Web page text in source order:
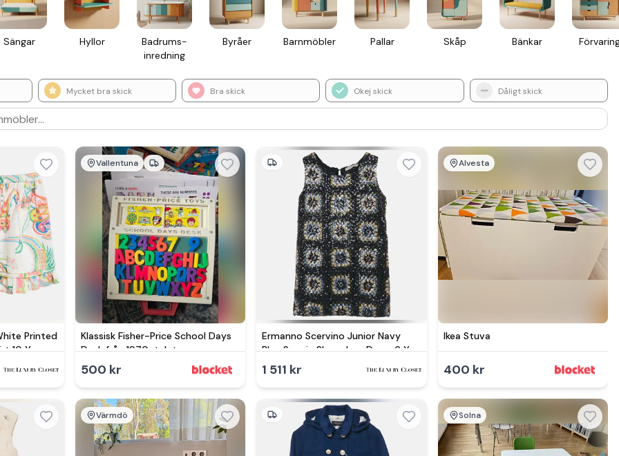
Sängar Hyllor
Badrums­
inredning
Byråer Barn­möbler Pallar Skåp Bänkar
Mycket bra skick Bra skick Okej skick Dåligt skick
Printed
10 Yrs
Vallentuna
Klassisk Fisher-Price School Days
Desk från 1970-talet.
500 kr
Ermanno Scervino Junior Navy
Blue Sequin Sleeveless Dress 6 Yrs
1 511 kr
Alvesta
Ikea Stuva
400 kr
Värmdö Solna